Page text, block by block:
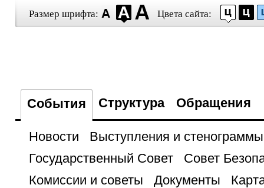
Размер шрифта: Цвета сайта:
События Структура Обращения
Новости
Выступления и стенограммы
Государственный Совет
Совет
Комиссии и советы
Документы